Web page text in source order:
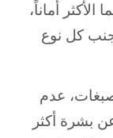
الأكثر أماناً،
كل نوع
عدم
بشرة أكثر